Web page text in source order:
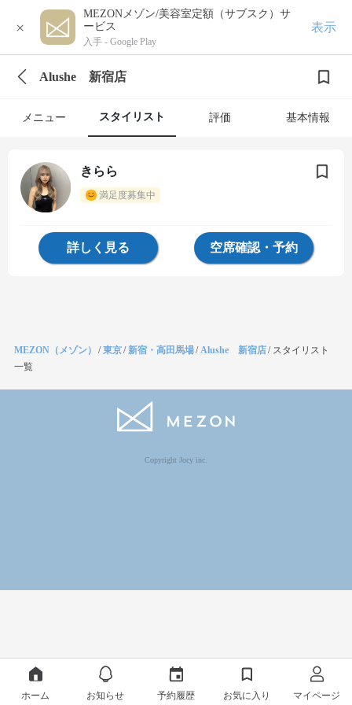
×
MEZONメゾン/美容室定額（サブスク）サ
ービス
入手 - Google Play
表示
Alushe 新宿店
メニュー スタイリスト 評価 基本情報
きらら
満足度募集中
詳しく見る 空席確認・予約
MEZON（メゾン） /東京/新宿・高田馬場/Alushe 新宿店/ スタイリスト
一覧
Copyright Jocy inc.
ホーム お知らせ 予約履歴 お気に入り マイページ